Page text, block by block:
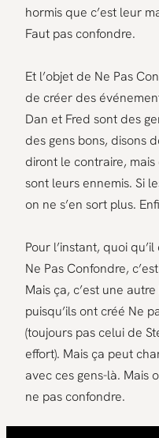
hormis que c’est leur
Faut pas confondre.
Et l’objet de Ne Pas
de créer des
Dan et Fred sont des
des gens bons, disons
diront le contraire,
sont leurs ennemis. Si
on ne s’en sort plus.
Pour l’instant, quoi
Ne Pas Confondre,
Mais ça, c’est une
puisqu’ils ont créé Ne
(toujours pas celui de
effort). Mais ça peut
avec ces gens-là. Mais
ne pas confondre.